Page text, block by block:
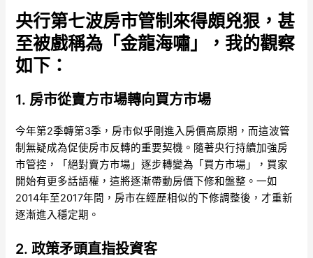
央行第七波房市管制來得頗兇狠，甚
至被戲稱為「金龍海嘯」，我的觀察
如下：
1. 房市從賣方市場轉向買方市場
今年第2季轉第3季，房市似乎剛進入房價高原期，而這波管
制無疑成為促使房市反轉的重要契機。隨著央行持續加強房
市管控，「絕對賣方市場」逐步轉變為「買方市場」，買家
開始有更多話語權，這將逐漸帶動房價下修和盤整。一如
2014年至2017年間，房市在經歷相似的下修調整後，才重新
逐漸進入穩定期。
2. 政策矛頭直指投資客